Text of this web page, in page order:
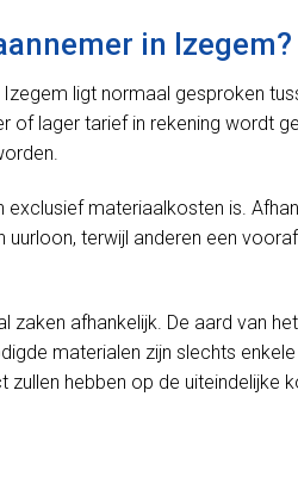
in Izegem?
ligt normaal gesproken
of lager tarief in rekening wordt
exclusief materiaalkosten is.
uurloon, terwijl anderen een
zaken afhankelijk. De aard van
materialen zijn slechts
zullen hebben op de uiteindelijke